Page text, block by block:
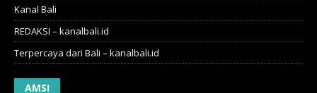
Kanal Bali
REDAKSI – kanalbali.id
Terpercaya dari Bali – kanalbali.id
AMSI